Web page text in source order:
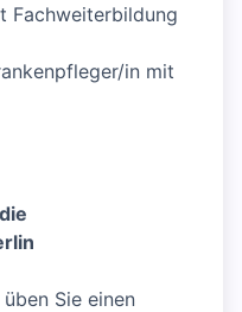
Fachweiterbildung
in mit
Sie einen